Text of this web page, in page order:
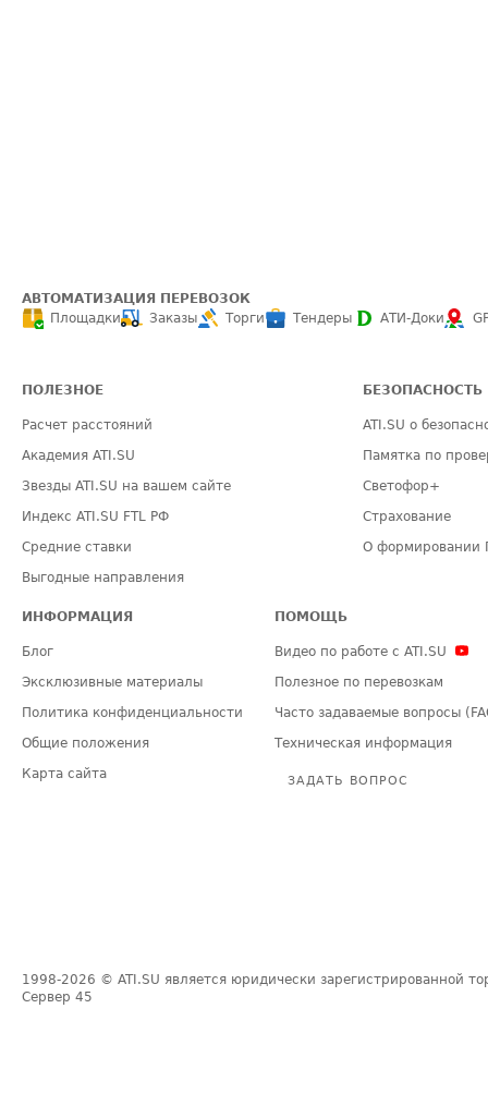
АВТОМАТИЗАЦИЯ ПЕРЕВОЗОК
Площадки
Заказы Торги Тендеры АТИ-Доки
ПОЛЕЗНОЕ
Расчет расстояний
Академия ATI.SU
Звезды ATI.SU на вашем сайте
Индекс ATI.SU FTL РФ
Средние ставки
Выгодные направления
БЕЗОПАСНОСТЬ
ATI.SU о
Памятка по
Светофор+
Страхование
О формировании
ИНФОРМАЦИЯ
Блог
Эксклюзивные материалы
Политика конфиденциальности
Общие положения
Карта сайта
ПОМОЩЬ
Видео по работе с ATI.SU
Полезное по перевозкам
Часто задаваемые вопросы
Техническая информация
ЗАДАТЬ ВОПРОС
1998-2026 © ATI.SU является юридически зарегистрированной
Сервер 45